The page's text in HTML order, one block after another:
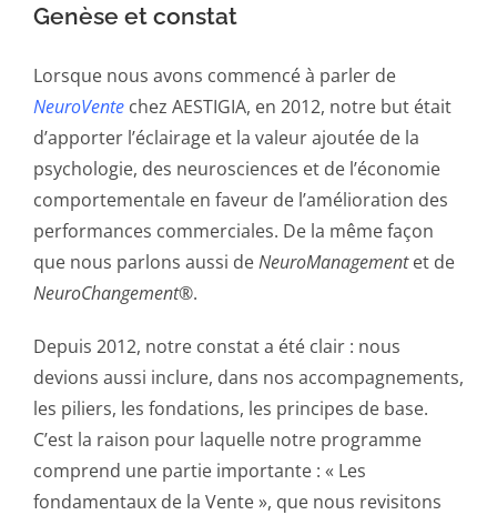
Genèse et constat
Lorsque nous avons commencé à parler de
NeuroVente chez AESTIGIA, en 2012, notre but était
d’apporter l’éclairage et la valeur ajoutée de la
psychologie, des neurosciences et de l’économie
comportementale en faveur de l’amélioration des
performances commerciales. De la même façon
que nous parlons aussi deNeuroManagementet de
NeuroChangement®.
Depuis 2012, notre constat a été clair : nous
devions aussi inclure, dans nos accompagnements,
les piliers, les fondations, les principes de base.
C’est la raison pour laquelle notre programme
comprend une partie importante : « Les
fondamentaux de la Vente », que nous revisitons